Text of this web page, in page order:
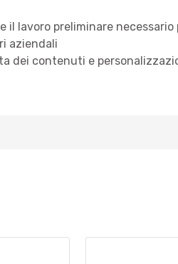
lavoro preliminare
aziendali
dei contenuti e